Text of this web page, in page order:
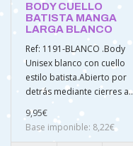
BODY CUELLO
BATISTA MANGA
LARGA BLANCO
Ref: 1191-BLANCO .Body
Unisex blanco con cuello
estilo batista.Abierto por
detrás mediante cierres a..
9,95€
Base imponible: 8,22€